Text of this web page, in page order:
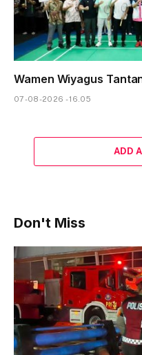
Wamen Wiyagus
07-08-2026 - 16.05
ADD
Don't Miss